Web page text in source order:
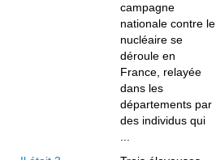
campagne
nationale contre le
nucléaire se
déroule en
France, relayée
dans les
départements par
des individus qui